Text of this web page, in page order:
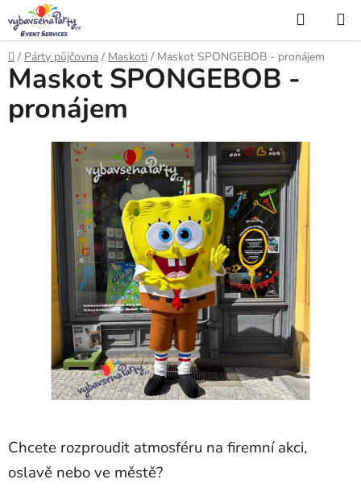
Přejít
na
obsah
Hledat
Domů
/ Párty půjčovna / Maskoti / Maskot SPONGEBOB - pronájem
Chcete rozproudit atmosféru na firemní akci,
oslavě nebo ve městě?
Maskot SPONGEBOB -
pronájem